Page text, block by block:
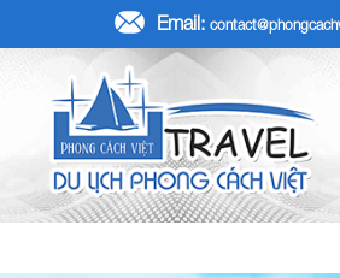
Email: